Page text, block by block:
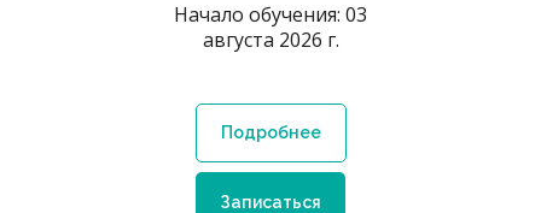
Начало обучения: 03
августа 2026 г.
Подробнее
Записаться